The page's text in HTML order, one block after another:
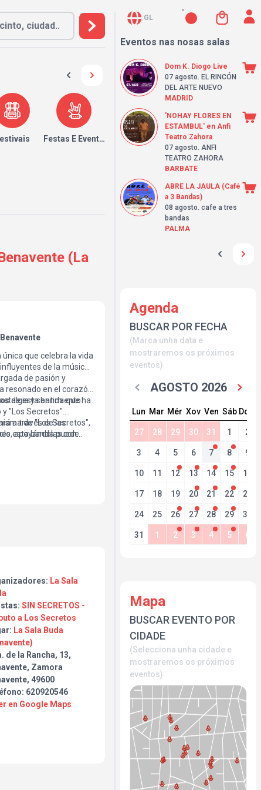
Festas E Eventos
(La
única que celebra la vida
de la música
de pasión y
resonado en el corazón
de esta banda que ha
y sentimiento
"Los Secretos".
a través de las
esta banda puede
de "Los Secretos",
apoyándolas con
sobre ellos y sus
La Sala
SIN SECRETOS -
a Los Secretos
La Sala Buda
de la Rancha, 13,
Zamora
49600
620920546
en Google Maps
GL
Eventos nas nosas salas
Dom K. Diogo Live
07 agosto. EL RINCÓN
DEL ARTE NUEVO
MADRID
'NOHAY FLORES EN
ESTAMBUL' en Anfi
Teatro Zahora
07 agosto. ANFI
TEATRO ZAHORA
BARBATE
ABRE LA JAULA (Café
a 3 Bandas)
08 agosto. cafe a tres
bandas
PALMA
Agenda
BUSCAR POR FECHA
(Marca unha data e
mostraremos os próximos
eventos)
AGOSTO 2026
Lun Mar Mér Xov Ven Sáb Dom
27 28 29 30 31 1 2
3 4 5 6 7 8 9
10 11 12 13 14 15 16
17 18 19 20 21 22 23
24 25 26 27 28 29 30
31 1 2 3 4 5 6
Mapa
BUSCAR EVENTO POR
CIDADE
(Selecciona unha cidade e
mostraremos os próximos
eventos)